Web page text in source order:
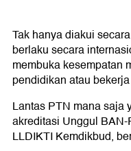
Tak hanya diakui
berlaku secara
membuka kesempatan
pendidikan atau
Lantas PTN mana saja
akreditasi Unggul
LLDIKTI Kemdikbud,